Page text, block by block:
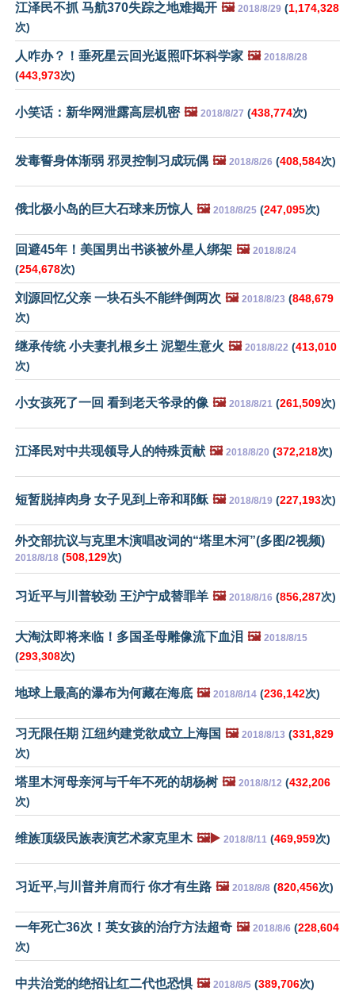
江泽民不抓 马航370失踪之地难揭开 🖼️ 2018/8/29 (1,174,328
次)
人咋办？！垂死星云回光返照吓坏科学家 🖼️ 2018/8/28
(443,973次)
小笑话：新华网泄露高层机密 🖼️ 2018/8/27 (438,774次)
发毒誓身体渐弱 邪灵控制习成玩偶 🖼️ 2018/8/26 (408,584次)
俄北极小岛的巨大石球来历惊人 🖼️ 2018/8/25 (247,095次)
回避45年！美国男出书谈被外星人绑架 🖼️ 2018/8/24
(254,678次)
刘源回忆父亲 一块石头不能绊倒两次 🖼️ 2018/8/23 (848,679
次)
继承传统 小夫妻扎根乡土 泥塑生意火 🖼️ 2018/8/22 (413,010
次)
小女孩死了一回 看到老天爷录的像 🖼️ 2018/8/21 (261,509次)
江泽民对中共现领导人的特殊贡献 🖼️ 2018/8/20 (372,218次)
短暂脱掉肉身 女子见到上帝和耶稣 🖼️ 2018/8/19 (227,193次)
外交部抗议与克里木演唱改词的“塔里木河”(多图/2视频)
2018/8/18 (508,129次)
习近平与川普较劲 王沪宁成替罪羊 🖼️ 2018/8/16 (856,287次)
大淘汰即将来临！多国圣母雕像流下血泪 🖼️ 2018/8/15
(293,308次)
地球上最高的瀑布为何藏在海底 🖼️ 2018/8/14 (236,142次)
习无限任期 江纽约建党欲成立上海国 🖼️ 2018/8/13 (331,829
次)
塔里木河母亲河与千年不死的胡杨树 🖼️ 2018/8/12 (432,206
次)
维族顶级民族表演艺术家克里木 🖼️▶️ 2018/8/11 (469,959次)
习近平,与川普并肩而行 你才有生路 🖼️ 2018/8/8 (820,456次)
一年死亡36次！英女孩的治疗方法超奇 🖼️ 2018/8/6 (228,604
次)
中共治党的绝招让红二代也恐惧 🖼️ 2018/8/5 (389,706次)